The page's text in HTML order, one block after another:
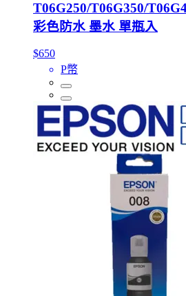
T06G250/T06G350/
彩色防水 墨水 單瓶入
$650
P幣